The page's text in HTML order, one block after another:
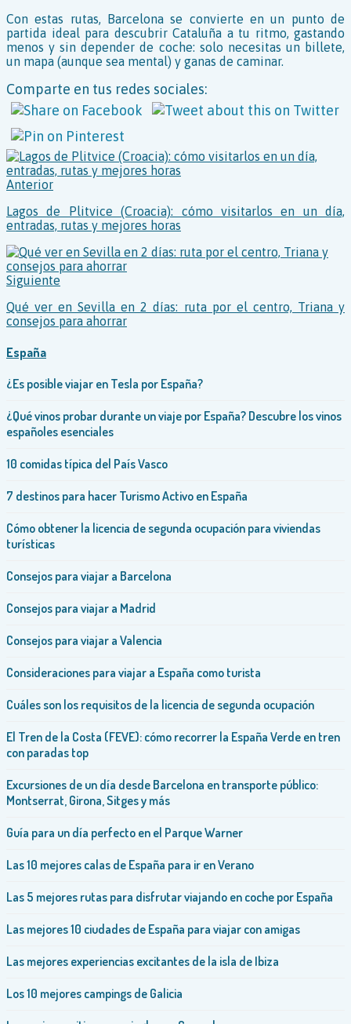
Con estas rutas, Barcelona se convierte en un punto de
partida ideal para descubrir Cataluña a tu ritmo, gastando
menos y sin depender de coche: solo necesitas un billete,
un mapa (aunque sea mental) y ganas de caminar.
Comparte en tus redes sociales:
Anterior
Lagos de Plitvice (Croacia): cómo visitarlos en un día,
entradas, rutas y mejores horas
Siguiente
Qué ver en Sevilla en 2 días: ruta por el centro, Triana y
consejos para ahorrar
España
¿Es posible viajar en Tesla por España?
¿Qué vinos probar durante un viaje por España? Descubre los vinos
españoles esenciales
10 comidas típica del País Vasco
7 destinos para hacer Turismo Activo en España
Cómo obtener la licencia de segunda ocupación para viviendas
turísticas
Consejos para viajar a Barcelona
Consejos para viajar a Madrid
Consejos para viajar a Valencia
Consideraciones para viajar a España como turista
Cuáles son los requisitos de la licencia de segunda ocupación
El Tren de la Costa (FEVE): cómo recorrer la España Verde en tren
con paradas top
Excursiones de un día desde Barcelona en transporte público:
Montserrat, Girona, Sitges y más
Guía para un día perfecto en el Parque Warner
Las 10 mejores calas de España para ir en Verano
Las 5 mejores rutas para disfrutar viajando en coche por España
Las mejores 10 ciudades de España para viajar con amigas
Las mejores experiencias excitantes de la isla de Ibiza
Los 10 mejores campings de Galicia